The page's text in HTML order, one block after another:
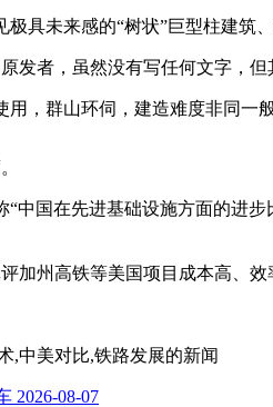
具未来感的“树状”巨型柱建筑
发者，虽然没有写任何文字，但
，群山环伺，建造难度非同一
国在先进基础设施方面的进
加州高铁等美国项目成本高、效
,中美对比,铁路发展的新闻
2026-08-07